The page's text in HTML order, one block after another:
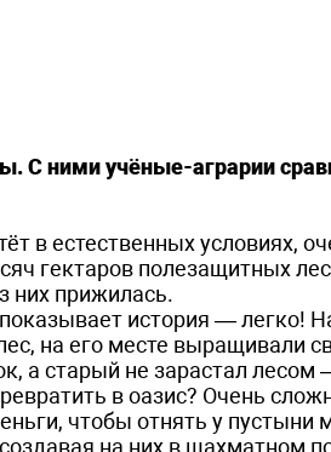
С ними учёные-аграрии
в естественных условиях,
гектаров полезащитных
них прижилась.
история — легко!
на его месте выращивали
а старый не зарастал лесом
в оазис? Очень
чтобы отнять у пустыни
на них в шахматном